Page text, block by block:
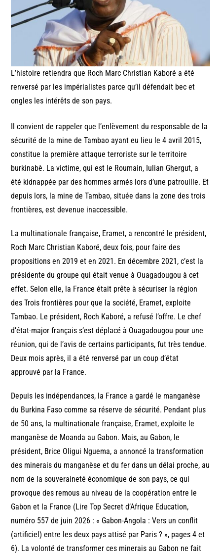
L’histoire retiendra que Roch Marc Christian Kaboré a été
renversé par les impérialistes parce qu’il défendait bec et
ongles les intérêts de son pays.
Il convient de rappeler que l’enlèvement du responsable de la
sécurité de la mine de Tambao ayant eu lieu le 4 avril 2015,
constitue la première attaque terroriste sur le territoire
burkinabè. La victime, qui est le Roumain, Iulian Ghergut, a
été kidnappée par des hommes armés lors d’une patrouille. Et
depuis lors, la mine de Tambao, située dans la zone des trois
frontières, est devenue inaccessible.
La multinationale française, Eramet, a rencontré le président,
Roch Marc Christian Kaboré, deux fois, pour faire des
propositions en 2019 et en 2021. En décembre 2021, c’est la
présidente du groupe qui était venue à Ouagadougou à cet
effet. Selon elle, la France était prête à sécuriser la région
des Trois frontières pour que la société, Eramet, exploite
Tambao. Le président, Roch Kaboré, a refusé l’offre. Le chef
d’état-major français s’est déplacé à Ouagadougou pour une
réunion, qui de l’avis de certains participants, fut très tendue.
Deux mois après, il a été renversé par un coup d’état
approuvé par la France.
Depuis les indépendances, la France a gardé le manganèse
du Burkina Faso comme sa réserve de sécurité. Pendant plus
de 50 ans, la multinationale française, Eramet, exploite le
manganèse de Moanda au Gabon. Mais, au Gabon, le
président, Brice Oligui Nguema, a annoncé la transformation
des minerais du manganèse et du fer dans un délai proche, au
nom de la souveraineté économique de son pays, ce qui
provoque des remous au niveau de la coopération entre le
Gabon et la France (Lire Top Secret d’Afrique Education,
numéro 557 de juin 2026 : « Gabon-Angola : Vers un conflit
(artificiel) entre les deux pays attisé par Paris ? », pages 4 et
6). La volonté de transformer ces minerais au Gabon ne fait